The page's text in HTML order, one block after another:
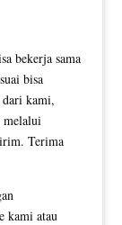
bekerja sama
bisa
dari kami,
melalui
Terima
kami atau